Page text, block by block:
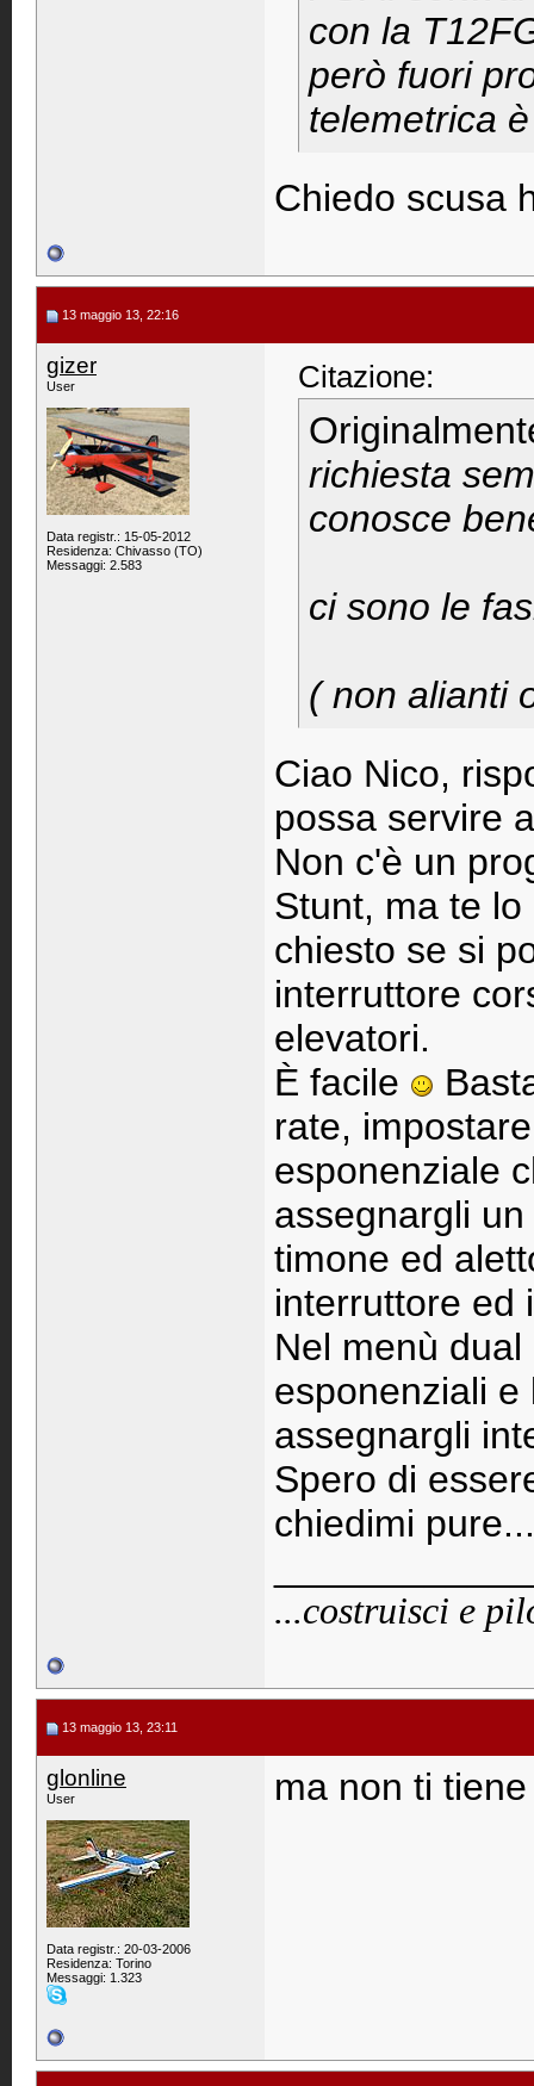
con la
però fuori
telemetrica
Chiedo scusa
13 maggio 13, 22:16
gizer
User
Data registr.: 15-05-2012
Residenza: Chivasso (TO)
Messaggi: 2.583
Citazione:
richiesta
conosce
ci sono le
( non alianti
Ciao Nico,
possa servire
Non c'è un
Stunt, ma te
chiesto se si
interruttore
elevatori.
È facile
rate,
esponenziale
assegnargli
timone ed
interruttore ed
Nel menù
esponenziali
assegnargli
Spero di
chiedimi pure...
...costruisci e
13 maggio 13, 23:11
glonline
User
Data registr.: 20-03-2006
Residenza: Torino
Messaggi: 1.323
ma non ti